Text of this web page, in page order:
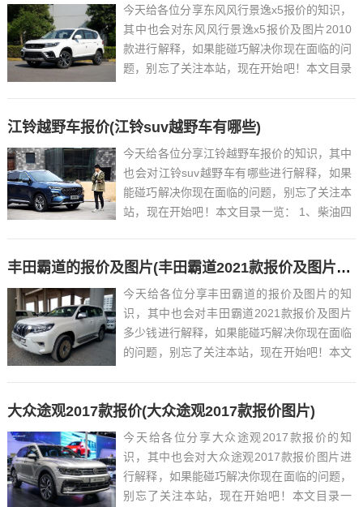
今天给各位分享东风风行景逸x5报价的知识，
其中也会对东风风行景逸x5报价及图片2010
款进行解释，如果能碰巧解决你现在面临的问
题，别忘了关注本站，现在开始吧！本文目录
江铃越野车报价(江铃suv越野车有哪些)
今天给各位分享江铃越野车报价的知识，其中
也会对江铃suv越野车有哪些进行解释，如果
能碰巧解决你现在面临的问题，别忘了关注本
站，现在开始吧！本文目录一览： 1、柴油四
丰田霸道的报价及图片(丰田霸道2021款报价及图片多少钱)
今天给各位分享丰田霸道的报价及图片的知
识，其中也会对丰田霸道2021款报价及图片
多少钱进行解释，如果能碰巧解决你现在面临
的问题，别忘了关注本站，现在开始吧！本文
大众途观2017款报价(大众途观2017款报价图片)
今天给各位分享大众途观2017款报价的知
识，其中也会对大众途观2017款报价图片进
行解释，如果能碰巧解决你现在面临的问题，
别忘了关注本站，现在开始吧！本文目录一